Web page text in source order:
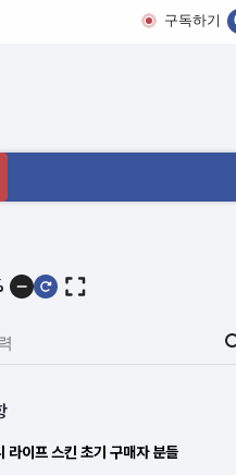
구독하기
라이프 스킨 초기 구매자 분들